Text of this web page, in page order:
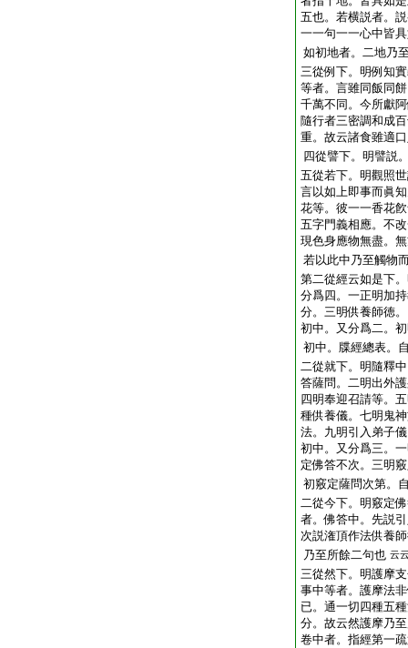
五也。若横説者。
一一句一一心中皆
如初地者。二地乃
三從例下。明例知
等者。言雖同飯同
千萬不同。今所獻
隨行者三密調和成
重。故云諸食雖適
四從譬下。明譬説
五從若下。明觀照
言以如上即事而眞
花等。彼一一香花
五字門義相應。不
現色身應物無盡。
若以此中乃至觸物
第二從經云如是下
分爲四。一正明加
分。三明供養師徳
初中。又分爲二。
初中。牒經總表。
二從就下。明隨釋
答薩問。二明出外
四明奉迎召請等。
種供養儀。七明鬼
法。九明引入弟子儀
初中。又分爲三。
定佛答不次。三明
初竅定薩問次第。
二從今下。明竅定
者。佛答中。先説
次説潅頂作法供養
乃至所餘二句也 云
三從然下。明護摩
事中等者。護摩法
已。通一切四種五
分。故云然護摩乃
卷中者。指經第一